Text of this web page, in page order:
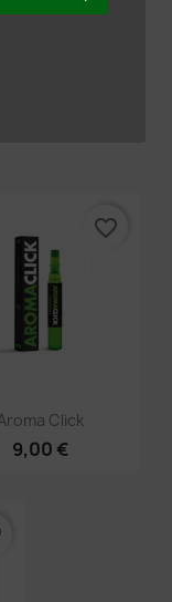
Aperçu rapide
Click
9,00 €
favorite_border